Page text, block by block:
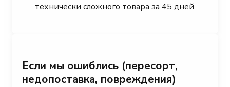
технически сложного товара за 45 дней.
Если мы ошиблись (пересорт,
недопоставка, повреждения)